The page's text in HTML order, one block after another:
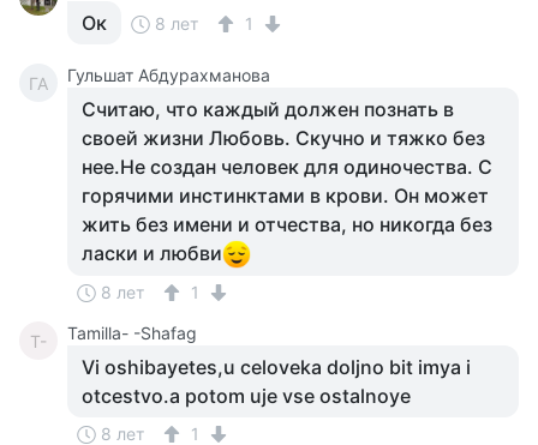
Ок 8 лет 1
ГА Гульшат Абдурахманова
Считаю, что каждый должен познать в
своей жизни Любовь. Скучно и тяжко без
нее.Не создан человек для одиночества. С
горячими инстинктами в крови. Он может
жить без имени и отчества, но никогда без
ласки и любви
8 лет 1
T- Tamilla- -Shafag
Vi oshibayetes,u celoveka doljno bit imya i
otcestvo.a potom uje vse ostalnoye
8 лет 1